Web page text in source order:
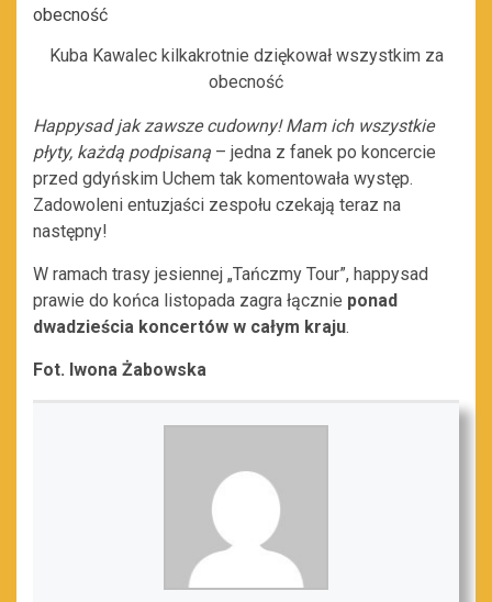
Kuba Kawalec kilkakrotnie dziękował wszystkim za
obecność
Happysad jak zawsze cudowny! Mam ich wszystkie
płyty, każdą podpisaną – jedna z fanek po koncercie
przed gdyńskim Uchem tak komentowała występ.
Zadowoleni entuzjaści zespołu czekają teraz na
następny!
W ramach trasy jesiennej „Tańczmy Tour”, happysad
prawie do końca listopada zagra łącznie ponad
dwadzieścia koncertów w całym kraju.
Fot. Iwona Żabowska